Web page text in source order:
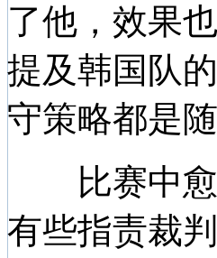
了他，效果
提及韩国队
守策略都是
比赛中愈
有些指责裁